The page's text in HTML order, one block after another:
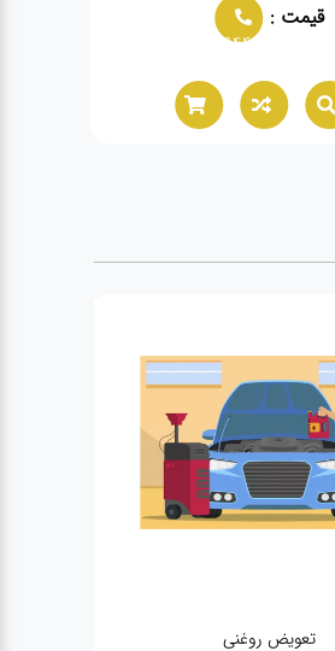
قیمت :
02166021944
تعویض روغنی